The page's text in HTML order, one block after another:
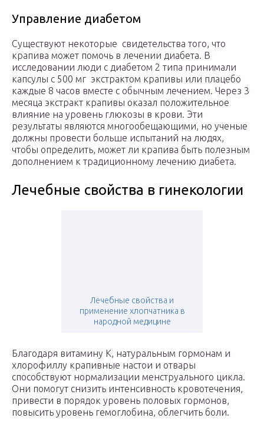
Управление диабетом
Существуют некоторые свидетельства того, что
крапива может помочь в лечении диабета. В
исследовании люди с диабетом 2 типа принимали
капсулы с 500 мг экстрактом крапивы или плацебо
каждые 8 часов вместе с обычным лечением. Через 3
месяца экстракт крапивы оказал положительное
влияние на уровень глюкозы в крови. Эти
результаты являются многообещающими, но ученые
должны провести больше испытаний на людях,
чтобы определить, может ли крапива быть полезным
дополнением к традиционному лечению диабета.
Лечебные свойства в гинекологии
Лечебные свойства и
применение хлопчатника в
народной медицине
Благодаря витамину K, натуральным гормонам и
хлорофиллу крапивные настои и отвары
способствуют нормализации менструального цикла.
Они помогут снизить интенсивность кровотечения,
привести в порядок уровень половых гормонов,
повысить уровень гемоглобина, облегчить боли.